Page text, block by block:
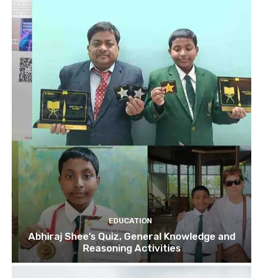
EDUCATION
Abhiraj Shee’s Quiz, General Knowledge and
Reasoning Activities